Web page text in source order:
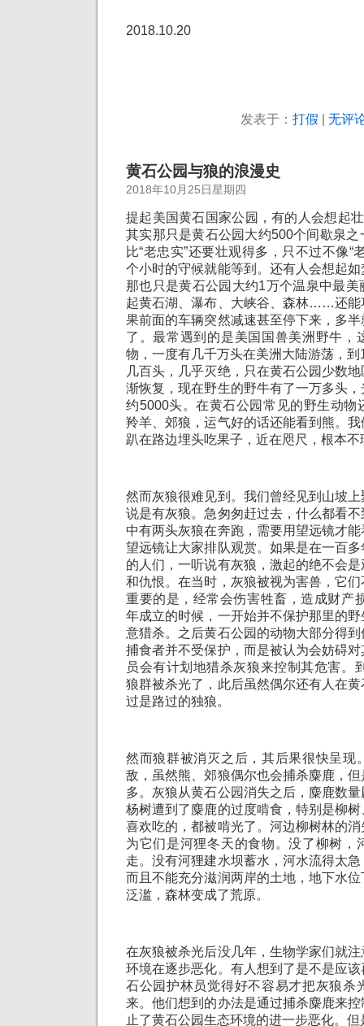
2018.10.20
发表于： 打假 无评
黄石公园与狼的浪漫史
2018年10月25日星期四
提起美国黄石国家公园，有的人会想起
其实那只是黄石公园大约500个间歇泉
比“老忠实”还要壮观得多，只不过不像“
个小时的守候就能等到。还有人会想起
那也只是黄石公园大约1万个温泉中最
起黄石湖、瀑布、大峡谷、森林……还能
果前面的车辆突然减速甚至停下来，多
了。最常遇到的是美国国兽美洲野牛，
物，一度有几千万头在美洲大陆游荡，
几百头，几乎灭绝，只在黄石公园少数
渐恢复，现在野生的野牛有了一万多头
约5000头。在黄石公园常见的野生动物
羚羊、郊狼，运气好的话还能看到熊。
趴在路边埋头吃果子，近在咫尺，根本
然而灰狼很难见到。我们曾经见到山坡
说是有灰狼。急匆匆赶过去，什么都看
中有两头灰狼在奔跑，需要用望远镜才
望远镜让大家排队观赏。如果是在一百
的人们，一听说有灰狼，激起的绝不会
和仇恨。在当时，灰狼被视为害兽，它
重要的是，经常会伤害牲畜，造成财产
年成立的时候，一开始并不保护那里的
意猎杀。之后黄石公园的动物大部分得
捕食者并不受保护，而是被认为会妨碍
员会有计划地猎杀灰狼来控制其危害。
狼群被杀光了，此后虽然偶尔还有人在
过是路过的独狼。
然而狼群被消灭之后，其后果很快呈现
敌，虽然熊、郊狼偶尔也会捕杀麋鹿，
多。灰狼从黄石公园消失之后，麋鹿数
杨树遭到了麋鹿的过度啃食，特别是柳
喜欢吃的，都被啃光了。河边柳树林的
为它们是河狸冬天的食物。没了柳树，
走。没有河狸建水坝蓄水，河水流得太
而且不能充分滋润两岸的土地，地下水
泛滥，森林变成了荒原。
在灰狼被杀光后没几年，生物学家们就
环境在逐步恶化。有人想到了是不是应
石公园护林员觉得好不容易才把灰狼杀
来。他们想到的办法是通过捕杀麋鹿来
止了黄石公园生态环境的进一步恶化。